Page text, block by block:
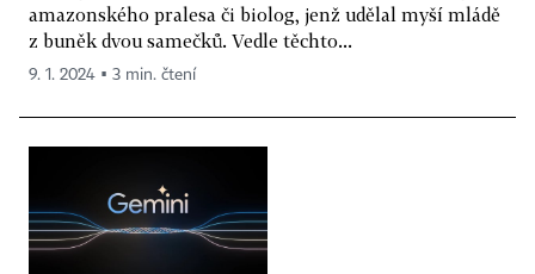
amazonského pralesa či biolog, jenž udělal myší mládě
z buněk dvou samečků. Vedle těchto...
9. 1. 2024 ▪ 3 min. čtení